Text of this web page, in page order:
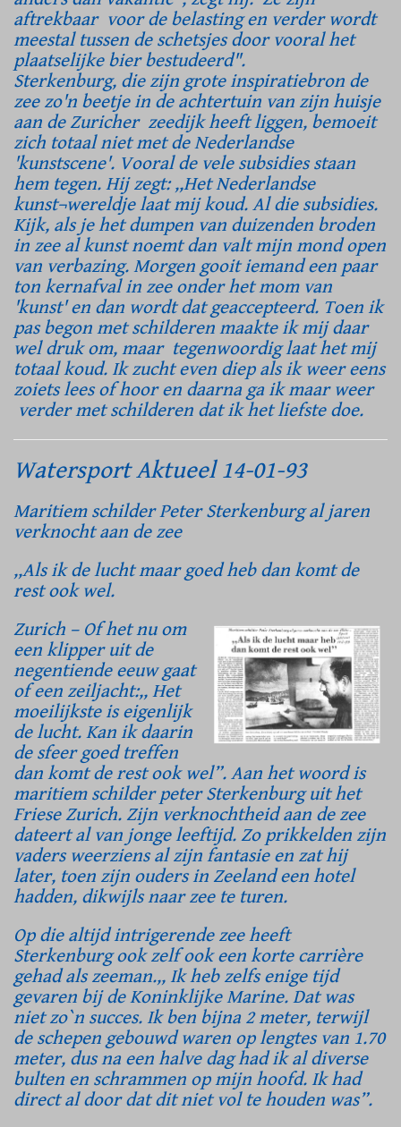
aftrekbaar voor de belasting en verder wordt
meestal tussen de schetsjes door vooral het
plaatselijke bier bestudeerd".
Sterkenburg, die zijn grote inspiratiebron de
zee zo'n beetje in de achtertuin van zijn huisje
aan de Zuricher zeedijk heeft liggen, bemoeit
zich totaal niet met de Nederlandse
'kunstscene'. Vooral de vele subsidies staan
hem tegen. Hij zegt: ,,Het Nederlandse
kunst¬wereldje laat mij koud. Al die subsidies.
Kijk, als je het dumpen van duizenden broden
in zee al kunst noemt dan valt mijn mond open
van verbazing. Morgen gooit iemand een paar
ton kernafval in zee onder het mom van
'kunst' en dan wordt dat geaccepteerd. Toen ik
pas begon met schilderen maakte ik mij daar
wel druk om, maar tegenwoordig laat het mij
totaal koud. Ik zucht even diep als ik weer eens
zoiets lees of hoor en daarna ga ik maar weer
verder met schilderen dat ik het liefste doe.
Watersport Aktueel 14-01-93
Maritiem schilder Peter Sterkenburg al jaren
verknocht aan de zee
,,Als ik de lucht maar goed heb dan komt de
rest ook wel.
Zurich – Of het nu om
een klipper uit de
negentiende eeuw gaat
of een zeiljacht:,, Het
moeilijkste is eigenlijk
de lucht. Kan ik daarin
de sfeer goed treffen
dan komt de rest ook wel”. Aan het woord is
maritiem schilder peter Sterkenburg uit het
Friese Zurich. Zijn verknochtheid aan de zee
dateert al van jonge leeftijd. Zo prikkelden zijn
vaders weerziens al zijn fantasie en zat hij
later, toen zijn ouders in Zeeland een hotel
hadden, dikwijls naar zee te turen.
Op die altijd intrigerende zee heeft
Sterkenburg ook zelf ook een korte carrière
gehad als zeeman.,, Ik heb zelfs enige tijd
gevaren bij de Koninklijke Marine. Dat was
niet zo`n succes. Ik ben bijna 2 meter, terwijl
de schepen gebouwd waren op lengtes van 1.70
meter, dus na een halve dag had ik al diverse
bulten en schrammen op mijn hoofd. Ik had
direct al door dat dit niet vol te houden was”.